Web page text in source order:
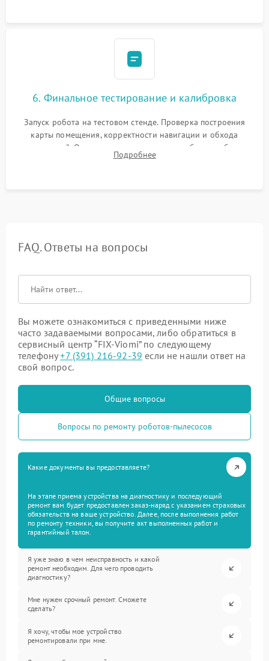
6. Финальное тестирование и калибровка
Запуск робота на тестовом стенде. Проверка построения
карты помещения, корректности навигации и обхода
препятствий. Оценка силы всасывания и работы турбины.
Тестирование автоматического возврата на док-станцию и
Подробнее
FAQ. Ответы на вопросы
Вы можете ознакомиться с приведенными ниже
часто задаваемыми вопросами, либо обратиться в
сервисный центр “FIX-Viomi” по следующему
телефону+7 (391) 216-92-39 если не нашли ответ на
свой вопрос.
Общие вопросы
Вопросы по ремонту роботов-пылесосов
Какие документы вы предоставляете?
На этапе приема устройства на диагностику и последующий
ремонт вам будет предоставлен заказ-наряд с указанием страховых
обязательств на ваше устройство. Далее, после выполнения работ
по ремонту техники, вы получите акт выполненных работ и
гарантийный талон.
Я уже знаю в чем неисправность и какой
ремонт необходим. Для чего проводить
диагностику?
Мне нужен срочный ремонт. Сможете
сделать?
Я хочу, чтобы мое устройство
ремонтировали при мне.